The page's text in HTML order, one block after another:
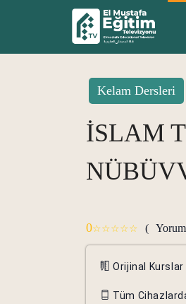
Kelam Dersleri
İSLAM
0 (
Orijinal Kurslar
Tüm